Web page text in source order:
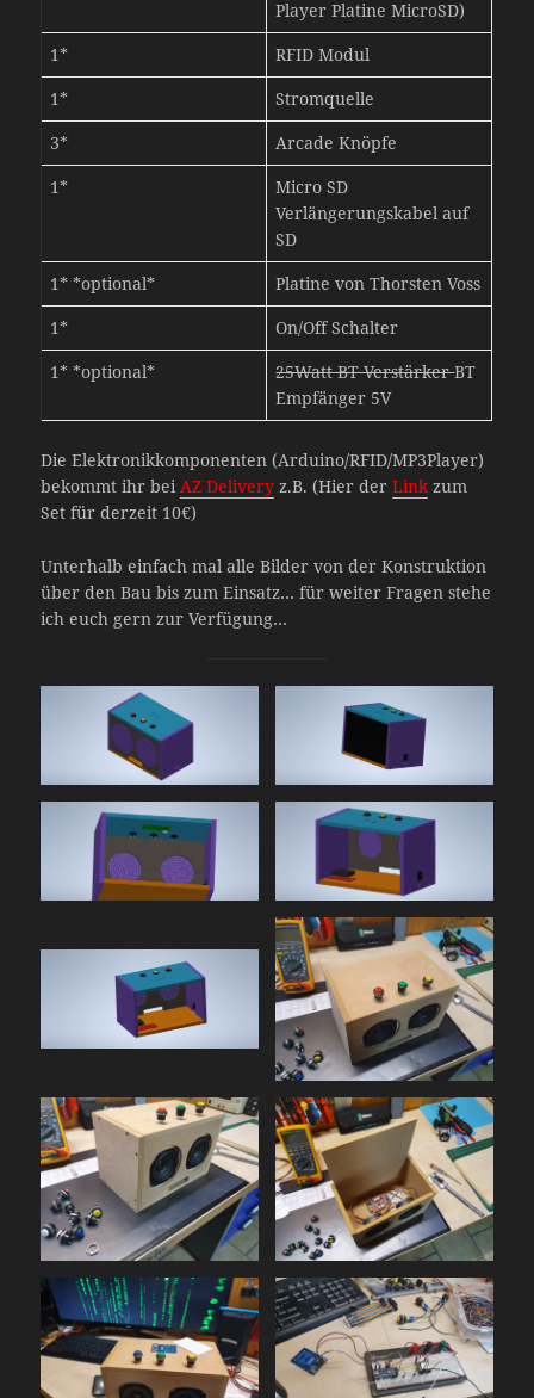
Player Platine MicroSD)
1*
RFID Modul
1*
Stromquelle
3*
Arcade Knöpfe
1*
Micro SD
Verlängerungskabel auf
SD
1* *optional*
Platine von Thorsten Voss
1*
On/Off Schalter
1* *optional*
25Watt BT VerstärkerBT
Empfänger 5V
Die Elektronikkomponenten (Arduino/RFID/MP3Player)
bekommt ihr beiAZ Delivery z.B. (Hier derLinkzum
Set für derzeit 10€)
Unterhalb einfach mal alle Bilder von der Konstruktion
über den Bau bis zum Einsatz… für weiter Fragen stehe
ich euch gern zur Verfügung…